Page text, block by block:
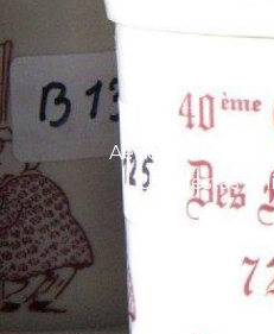
Aenean
Ut egestas